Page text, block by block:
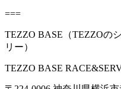
===
TEZZO BASE（TEZZOの
リー）
TEZZO BASE